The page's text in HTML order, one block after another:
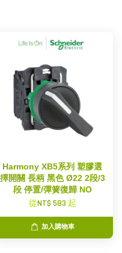
Harmony XB5系列 塑膠選
擇開關 長柄 黑色 Ø22 2段/3
段 停置/彈簧復歸 NO
從NT$ 583 起
加入購物車